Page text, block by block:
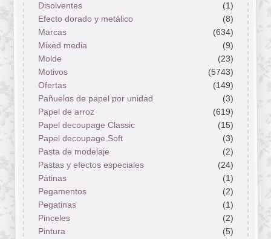
Disolventes
(1)
Efecto dorado y metálico
(8)
Marcas
(634)
Mixed media
(9)
Molde
(23)
Motivos
(5743)
Ofertas
(149)
Pañuelos de papel por unidad
(3)
Papel de arroz
(619)
Papel decoupage Classic
(15)
Papel decoupage Soft
(3)
Pasta de modelaje
(2)
Pastas y efectos especiales
(24)
Pátinas
(1)
Pegamentos
(2)
Pegatinas
(1)
Pinceles
(2)
Pintura
(5)